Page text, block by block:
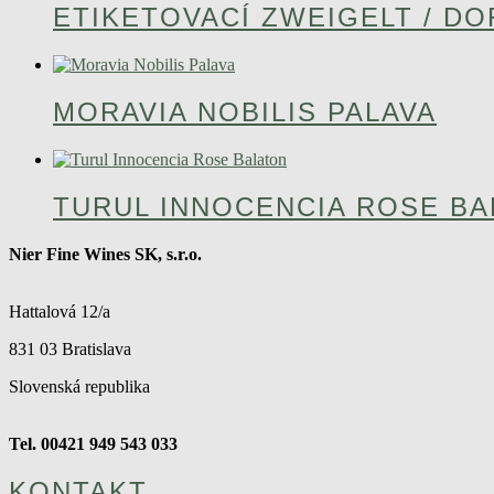
ETIKETOVACÍ ZWEIGELT /
MORAVIA NOBILIS PALAVA
TURUL INNOCENCIA ROSE
Nier Fine Wines SK, s.r.o.
Hattalová 12/a
831 03 Bratislava
Slovenská republika
Tel. 00421 949 543 033